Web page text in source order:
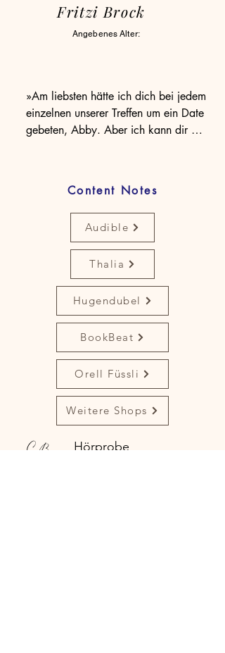
Fritzi Brock
Angebenes Alter:
»Am liebsten hätte ich dich bei jedem
einzelnen unserer Treffen um ein Date
gebeten, Abby. Aber ich kann dir
Seit der obdachlose Ethan Abby vor
einem Betrunkenen beschützt hat, sind
die beiden gute Freunde geworden.
An einem frostigen Winterabend
bietet Abby ihm an, die Nacht bei ihr
zu verbringen.
Bald entwickeln sie stärkere Gefühle
füreinander. Doch eine
Ausnahmesituation bringt alles aus
dem Gleichgewicht. Kann Abbys und
Ethans Liebe unter diesen schwierigen
Umständen Bestand haben?
Content Notes
Audible
Thalia
Hugendubel
BookBeat
Orell Füssli
Weitere Shops
Hörprobe